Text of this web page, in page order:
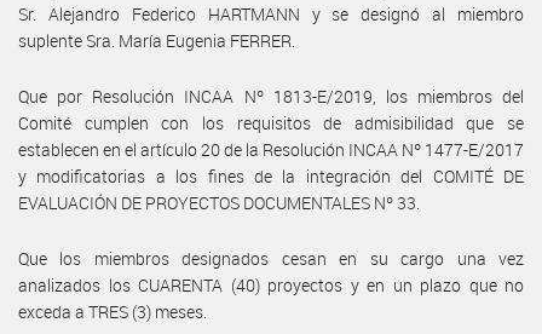
Sr. Alejandro Federico HARTMANN y se designó al miembro
suplente Sra. María Eugenia FERRER.
Que por Resolución INCAA Nº 1813-E/2019, los miembros del
Comité cumplen con los requisitos de admisibilidad que se
establecen en el artículo 20 de la Resolución INCAA Nº 1477-E/2017
y modificatorias a los fines de la integración del COMITÉ DE
EVALUACIÓN DE PROYECTOS DOCUMENTALES Nº 33.
Que los miembros designados cesan en su cargo una vez
analizados los CUARENTA (40) proyectos y en un plazo que no
exceda a TRES (3) meses.